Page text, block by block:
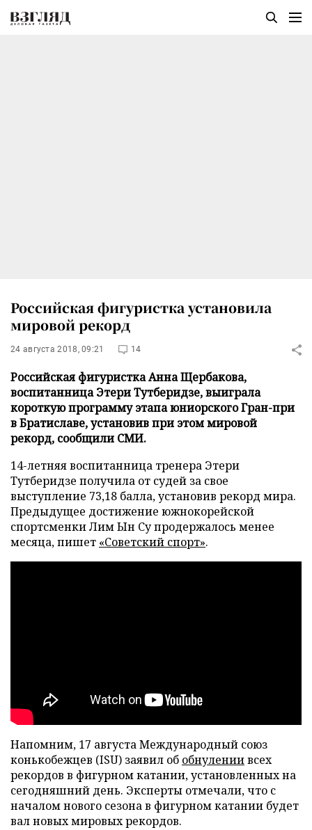
Российская фигуристка установила
мировой рекорд
24 августа 2018, 09:21 14
Российская фигуристка Анна Щербакова,
воспитанница Этери Тутберидзе, выиграла
короткую программу этапа юниорского Гран-при
в Братиславе, установив при этом мировой
рекорд, сообщили СМИ.
14-летняя воспитанница тренера Этери
Тутберидзе получила от судей за свое
выступление 73,18 балла, установив рекорд мира.
Предыдущее достижение южнокорейской
спортсменки Лим Ын Су продержалось менее
месяца, пишет «Советский спорт».
Напомним, 17 августа Международный союз
конькобежцев (ISU) заявил об обнулениивсех
рекордов в фигурном катании, установленных на
сегодняшний день. Эксперты отмечали, что с
началом нового сезона в фигурном катании будет
вал новых мировых рекордов.